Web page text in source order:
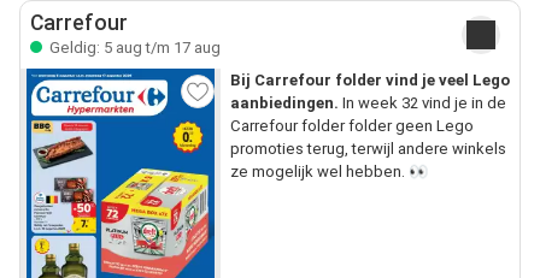
Carrefour
Geldig: 5 aug t/m 17 aug
Bij Carrefour folder vind je veel Lego
aanbiedingen. In week 32 vind je in de
Carrefour folder folder geen Lego
promoties terug, terwijl andere winkels
ze mogelijk wel hebben. 👀